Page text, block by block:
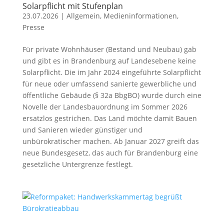
Solarpflicht mit Stufenplan
23.07.2026| Allgemein, Medieninformationen,
Presse
Für private Wohnhäuser (Bestand und Neubau) gab
und gibt es in Brandenburg auf Landesebene keine
Solarpflicht. Die im Jahr 2024 eingeführte Solarpflicht
für neue oder umfassend sanierte gewerbliche und
öffentliche Gebäude (§ 32a BbgBO) wurde durch eine
Novelle der Landesbauordnung im Sommer 2026
ersatzlos gestrichen. Das Land möchte damit Bauen
und Sanieren wieder günstiger und
unbürokratischer machen. Ab Januar 2027 greift das
neue Bundesgesetz, das auch für Brandenburg eine
gesetzliche Untergrenze festlegt.